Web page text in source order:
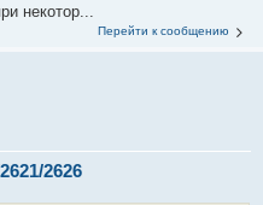
некотор...
Перейти к сообщению
2626